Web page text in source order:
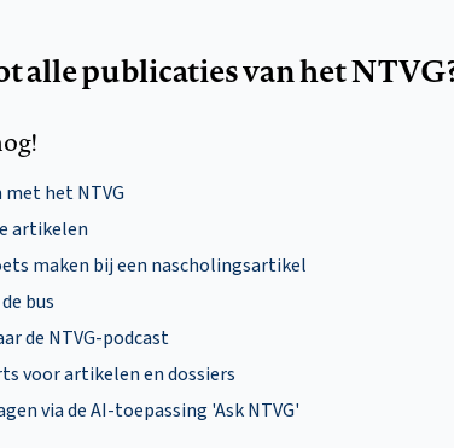
alle publicaties van het
met het NTVG
artikelen
maken bij een nascholingsartikel
bus
de NTVG-podcast
voor artikelen en dossiers
via de AI-toepassing 'Ask NTVG'